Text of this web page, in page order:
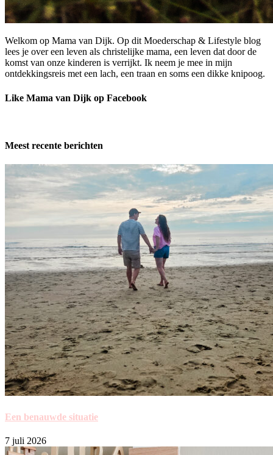
Welkom op Mama van Dijk. Op dit Moederschap & Lifestyle blog
lees je over een leven als christelijke mama, een leven dat door de
komst van onze kinderen is verrijkt. Ik neem je mee in mijn
ontdekkingsreis met een lach, een traan en soms een dikke knipoog.
Like Mama van Dijk op Facebook
Meest recente berichten
Een benauwde situatie
7 juli 2026